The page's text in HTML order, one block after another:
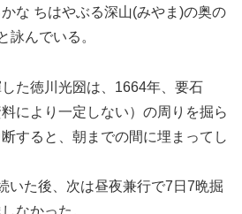
かな ちはやぶる深山(みやま)の奥の
詠んでいる。
た徳川光圀は、1664年、要石
料により一定しない）の周りを掘ら
すると、朝までの間に埋まってし
いた後、次は昼夜兼行で7日7晩掘
なかった。